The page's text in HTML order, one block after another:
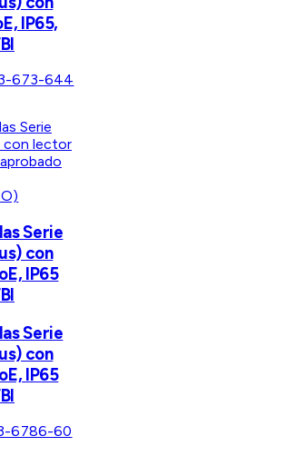
IP65,
673-644
Serie
con
IP65
Serie
con
IP65
6786-60